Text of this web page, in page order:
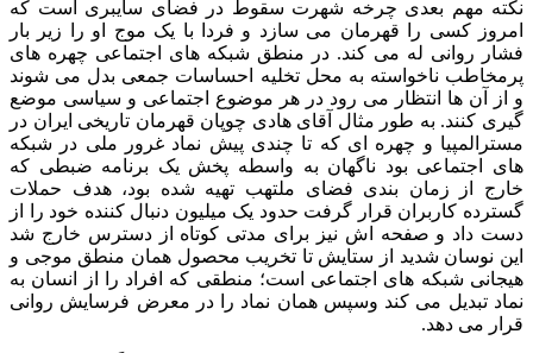
نکته مهم بعدی چرخه شهرت سقوط در فضای سایبری است که
امروز کسی را قهرمان می سازد و فردا با یک موج او را زیر بار
فشار روانی له می کند. در منطق شبکه های اجتماعی چهره های
پرمخاطب ناخواسته به محل تخلیه احساسات جمعی بدل می شوند
و از آن ها انتظار می رود در هر موضوع اجتماعی و سیاسی موضع
گیری کنند. به طور مثال آقای هادی چوپان قهرمان تاریخی ایران در
مسترالمپیا و چهره ای که تا چندی پیش نماد غرور ملی در شبکه
های اجتماعی بود ناگهان به واسطه پخش یک برنامه ضبطی که
خارج از زمان بندی فضای ملتهب تهیه شده بود، هدف حملات
گسترده کاربران قرار گرفت حدود یک میلیون دنبال کننده خود را از
دست داد و صفحه اش نیز برای مدتی کوتاه از دسترس خارج شد
این نوسان شدید از ستایش تا تخریب محصول همان منطق موجی و
هیجانی شبکه های اجتماعی است؛ منطقی که افراد را از انسان به
نماد تبدیل می کند وسپس همان نماد را در معرض فرسایش روانی
قرار می دهد.